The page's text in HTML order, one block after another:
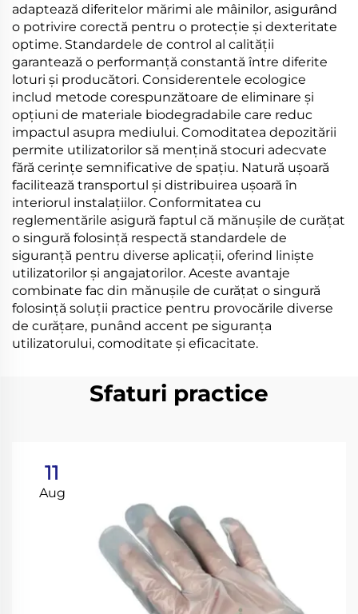
adaptează diferitelor mărimi ale mâinilor, asigurând
o potrivire corectă pentru o protecție și dexteritate
optime. Standardele de control al calității
garantează o performanță constantă între diferite
loturi și producători. Considerentele ecologice
includ metode corespunzătoare de eliminare și
opțiuni de materiale biodegradabile care reduc
impactul asupra mediului. Comoditatea depozitării
permite utilizatorilor să mențină stocuri adecvate
fără cerințe semnificative de spațiu. Natură ușoară
facilitează transportul și distribuirea ușoară în
interiorul instalațiilor. Conformitatea cu
reglementările asigură faptul că mănușile de curățat
o singură folosință respectă standardele de
siguranță pentru diverse aplicații, oferind liniște
utilizatorilor și angajatorilor. Aceste avantaje
combinate fac din mănușile de curățat o singură
folosință soluții practice pentru provocările diverse
de curățare, punând accent pe siguranța
utilizatorului, comoditate și eficacitate.
Sfaturi practice
11
Aug